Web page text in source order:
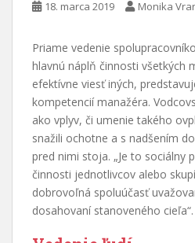
18. marca 2019 Monika
Priame vedenie
hlavnú náplň činnosti všetkých
efektívne viesť iných,
kompetencií manažéra.
ako vplyv, či umenie takého
snažili ochotne a s nadšením
pred nimi stoja. „Je to sociálny
činnosti jednotlivcov alebo
dobrovoľná spoluúčasť
dosahovaní stanoveného cieľa“.